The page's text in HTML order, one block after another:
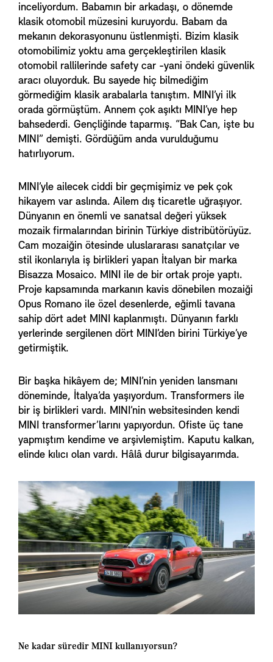
inceliyordum. Babamın bir arkadaşı, o dönemde
klasik otomobil müzesini kuruyordu. Babam da
mekanın dekorasyonunu üstlenmişti. Bizim klasik
otomobilimiz yoktu ama gerçekleştirilen klasik
otomobil rallilerinde safety car -yani öndeki güvenlik
aracı oluyorduk. Bu sayede hiç bilmediğim
görmediğim klasik arabalarla tanıştım. MINI’yi ilk
orada görmüştüm. Annem çok aşıktı MINI’ye hep
bahsederdi. Gençliğinde taparmış. “Bak Can, işte bu
MINI” demişti. Gördüğüm anda vurulduğumu
hatırlıyorum.
MINI’yle ailecek ciddi bir geçmişimiz ve pek çok
hikayem var aslında. Ailem dış ticaretle uğraşıyor.
Dünyanın en önemli ve sanatsal değeri yüksek
mozaik firmalarından birinin Türkiye distribütörüyüz.
Cam mozaiğin ötesinde uluslararası sanatçılar ve
stil ikonlarıyla iş birlikleri yapan İtalyan bir marka
Bisazza Mosaico. MINI ile de bir ortak proje yaptı.
Proje kapsamında markanın kavis dönebilen mozaiği
Opus Romano ile özel desenlerde, eğimli tavana
sahip dört adet MINI kaplanmıştı. Dünyanın farklı
yerlerinde sergilenen dört MINI’den birini Türkiye’ye
getirmiştik.
Bir başka hikâyem de; MINI’nin yeniden lansmanı
döneminde, İtalya’da yaşıyordum. Transformers ile
bir iş birlikleri vardı. MINI’nin websitesinden kendi
MINI transformer’larını yapıyordun. Ofiste üç tane
yapmıştım kendime ve arşivlemiştim. Kaputu kalkan,
elinde kılıcı olan vardı. Hâlâ durur bilgisayarımda.
Ne kadar süredir MINI kullanıyorsun?